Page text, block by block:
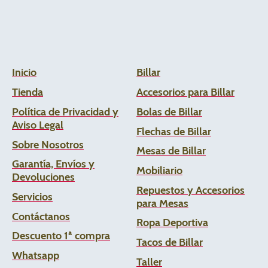
Inicio
Tienda
Política de Privacidad y
Aviso Legal
Sobre Nosotros
Garantía, Envíos y
Devoluciones
Servicios
Contáctanos
Descuento 1ª compra
Whatsapp
Billar
Accesorios para Billar
Bolas de Billar
Flechas de Billar
Mesas de Billar
Mobiliario
Repuestos y Accesorios
para Mesas
Ropa Deportiva
Tacos de Billar
Taller